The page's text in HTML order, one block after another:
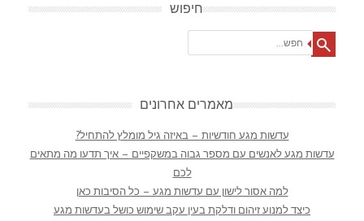
חיפוש
מאמרים אחרונים
עדשות מגע חודשיות – באיזה גיל מומלץ להתחיל?
עדשות מגע לאנשים עם מספר גבוה במשקפיים – איך תדעו מה מתאים
לכם
למה אסור לישון עם עדשות מגע – כל הסיבות כאן
כיצד למנוע זיהום ודלקת בעין עקב שימוש כושל בעדשות מגע